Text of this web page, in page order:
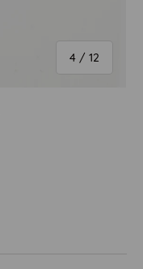
4 / Ab
12